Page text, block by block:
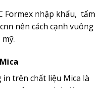
Formex nhập khẩu, tấm
nên cách cạnh vuông
trên chất liệu Mica là